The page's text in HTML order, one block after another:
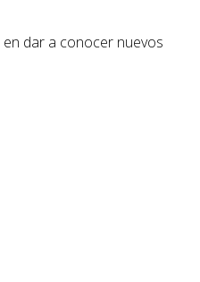
dar a conocer nuevos